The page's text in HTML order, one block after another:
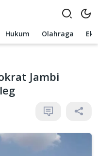
Hukum Olahraga
Jambi